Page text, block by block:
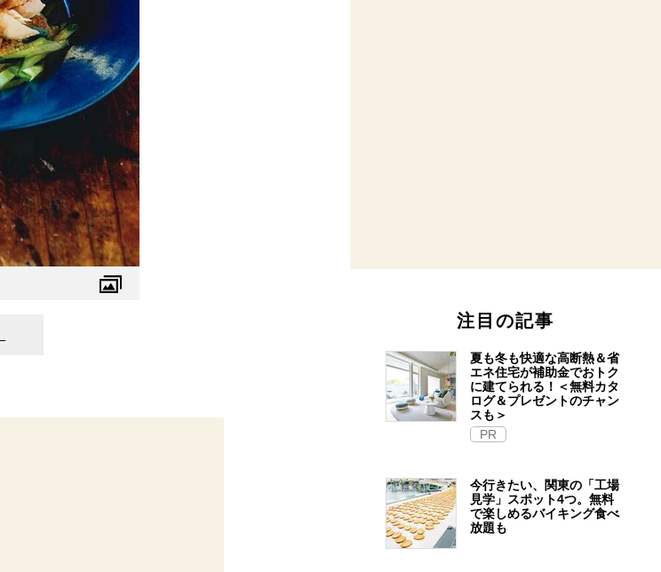
注目の記事
夏も冬も快適な高断熱＆省
エネ住宅が補助金でおトク
に建てられる！＜無料カタ
ログ＆プレゼントのチャン
スも＞
PR
今行きたい、関東の「工場
見学」スポット4つ。無料
で楽しめるバイキング食べ
放題も